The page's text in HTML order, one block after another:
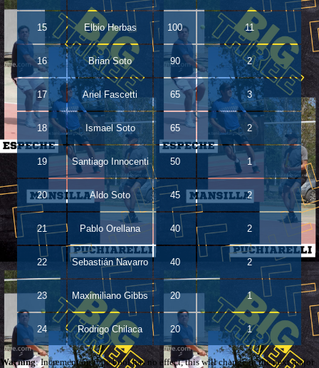
15 Elbio Herbas 100 11
16 Brian Soto 90 2
17 Ariel Fascetti 65 3
18 Ismael Soto 65 2
19 Santiago Innocenti 50 1
20 Aldo Soto 45 2
21 Pablo Orellana 40 2
22 Sebastián Navarro 40 2
23 Maximiliano Gibbs 20 1
24 Rodrigo Chilaca 20 1
Warning: Increment on type bool has no effect, this will change in the next major